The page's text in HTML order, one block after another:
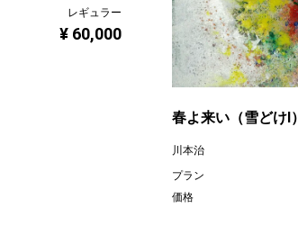
レギュラー
¥ 60,000
春よ来い（雪どけⅠ）
川本治
プラン
価格